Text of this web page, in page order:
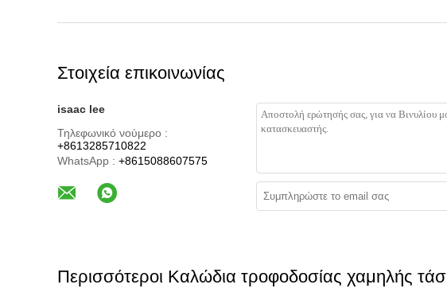
Στοιχεία επικοινωνίας
isaac lee
Τηλεφωνικό νούμερο :
+8613285710822
WhatsApp : +8615088607575
Περισσότεροι Καλώδια τροφοδοσίας χαμηλής